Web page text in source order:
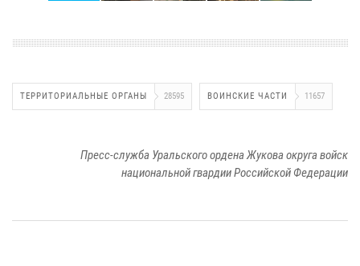
ТЕРРИТОРИАЛЬНЫЕ ОРГАНЫ 28595 ВОИНСКИЕ ЧАСТИ 11657
Пресс-служба Уральского ордена Жукова округа войск
национальной гвардии Российской Федерации